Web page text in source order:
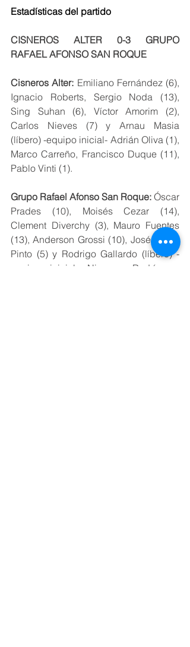
Estadísticas del partido
CISNEROS ALTER 0-3 GRUPO
RAFAEL AFONSO SAN ROQUE
Cisneros Alter: Emiliano Fernández (6),
Ignacio Roberts, Sergio Noda (13),
Sing Suhan (6), Víctor Amorim (2),
Carlos Nieves (7) y Arnau Masia
(líbero) -equipo inicial- Adrián Oliva (1),
Marco Carreño, Francisco Duque (11),
Pablo Vinti (1).
Grupo Rafael Afonso San Roque: Óscar
Prades (10), Moisés Cezar (14),
Clement Diverchy (3), Mauro Fuentes
(13), Anderson Grossi (10), José Pedro
Pinto (5) y Rodrigo Gallardo (líbero) -
equipo inicial- Nicomar Rodríguez,